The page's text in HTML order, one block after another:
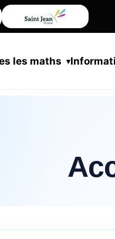
les maths